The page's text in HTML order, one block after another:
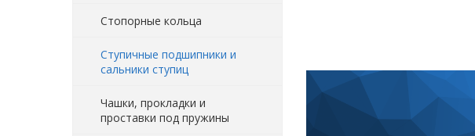
Стопорные кольца
Ступичные подшипники и
сальники ступиц
Чашки, прокладки и
проставки под пружины